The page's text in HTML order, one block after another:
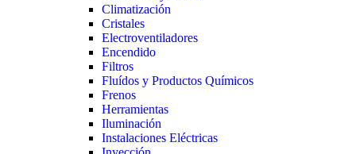
Climatización
Cristales
Electroventiladores
Encendido
Filtros
Fluídos y Productos Químicos
Frenos
Herramientas
Iluminación
Instalaciones Eléctricas